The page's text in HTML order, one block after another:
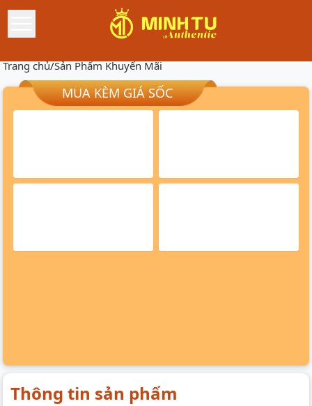
Trang chủ/Sản Phẩm Khuyến Mãi
MUA KÈM GIÁ SỐC
Thông tin sản phẩm